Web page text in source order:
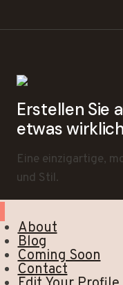
Erstellen Sie
etwas
Eine einzigartige,
und Stil.
About
Blog
Coming Soon
Contact